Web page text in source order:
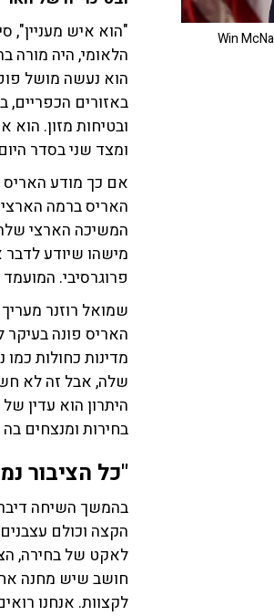
"הוא איש מעניין",
הלאומי, היה מורה
הוא נעשה מושל
באזורים הכפריים,
ובטיחות מזון.
ומצד שני בסדר
אם כך מודע האריס
האריס ברמה
המשיכה הארצי
מישהו שיודע
פרוגרסיבי.
שמואל רוזנר
האריס פונה בעיקר
מדינות כחולות
שלה, אבל זה לא
היתרון הוא עדין
בחירות ומנצחים
"כל הציבור
בהמשך השיחה
הקצה וכולם
לאקט של בחירה,
חושב שיש מחנה
לקצוות. אנחנו